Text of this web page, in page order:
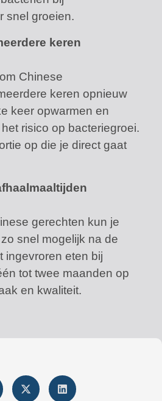
snel groeien.
keren
Chinese
keren opnieuw
keer opwarmen en
risico op bacteriegroei.
op die je direct gaat
gerechten kun je
snel mogelijk na de
ingevroren eten bij
tot twee maanden op
en kwaliteit.